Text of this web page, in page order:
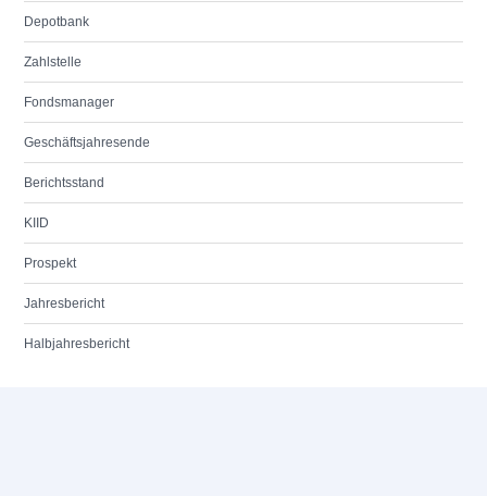
Depotbank
Zahlstelle
Fondsmanager
Geschäftsjahresende
Berichtsstand
KIID
Prospekt
Jahresbericht
Halbjahresbericht